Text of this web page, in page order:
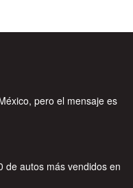
pero el mensaje es
de autos más vendidos en